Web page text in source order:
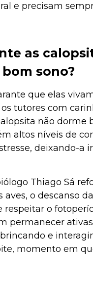
Bulário
Aves
Aquarismo
e precisam
as
sono?
que elas
tutores com
não dorme
altos níveis de
deixando-a
Thiago Sá
aves, o descanso
respeitar o
permanecer
e
momento em